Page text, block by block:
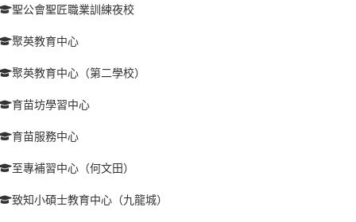
聖公會聖匠職業訓練夜校
聚英教育中心
聚英教育中心（第二學校）
育苗坊學習中心
育苗服務中心
至專補習中心（何文田）
致知小碩士教育中心（九龍城）